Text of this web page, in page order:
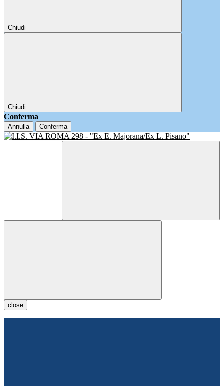
Chiudi
Chiudi
Conferma
Annulla Conferma
close